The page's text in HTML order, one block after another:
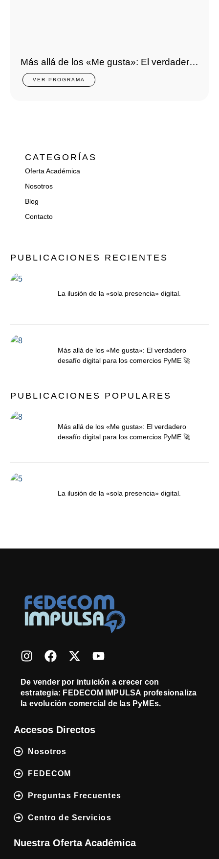
Más allá de los «Me gusta»: El verdadero
desafío digital para los comercios PyME
🚀
VER PROGRAMA
CATEGORÍAS
Oferta Académica
Nosotros
Blog
Contacto
PUBLICACIONES RECIENTES
La ilusión de la «sola presencia» digital.
Más allá de los «Me gusta»: El verdadero
desafío digital para los comercios PyME 🚀
PUBLICACIONES POPULARES
Más allá de los «Me gusta»: El verdadero
desafío digital para los comercios PyME 🚀
La ilusión de la «sola presencia» digital.
De vender por intuición a crecer con
estrategia: FEDECOM IMPULSA profesionaliza
la evolución comercial de las PyMEs.
Accesos Directos
Nosotros
FEDECOM
Preguntas Frecuentes
Centro de Servicios
Nuestra Oferta Académica